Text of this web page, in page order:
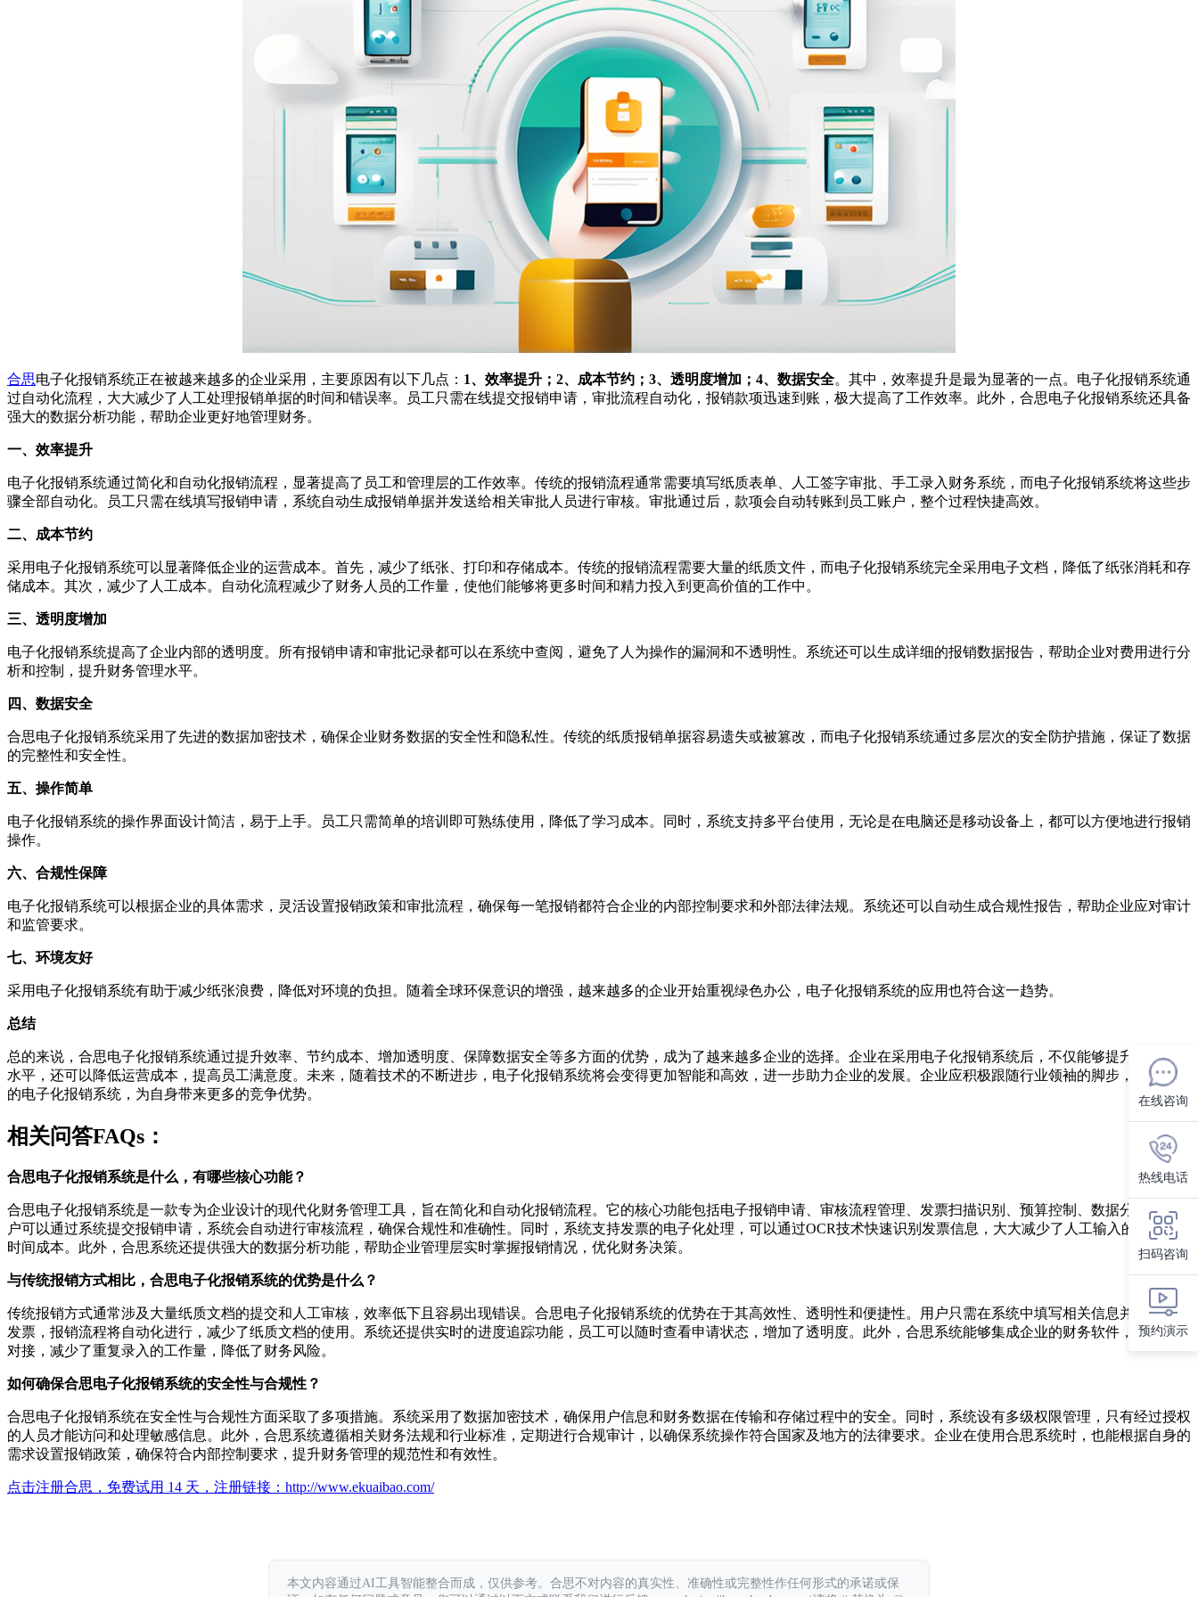
合思电子化报销系统正在被越来越多的企业采用，主要原因有以下几点： 1、效率提升；2、成本节约；3、透明度增加；4、数据安全。其中，效率提升是最为显著的一点。电子化报销系统通
过自动化流程，大大减少了人工处理报销单据的时间和错误率。员工只需在线提交报销申请，审批流程自动化，报销款项迅速到账，极大提高了工作效率。此外，合思电子化报销系统还具备
强大的数据分析功能，帮助企业更好地管理财务。
一、效率提升
电子化报销系统通过简化和自动化报销流程，显著提高了员工和管理层的工作效率。传统的报销流程通常需要填写纸质表单、人工签字审批、手工录入财务系统，而电子化报销系统将这些步
骤全部自动化。员工只需在线填写报销申请，系统自动生成报销单据并发送给相关审批人员进行审核。审批通过后，款项会自动转账到员工账户，整个过程快捷高效。
二、成本节约
采用电子化报销系统可以显著降低企业的运营成本。首先，减少了纸张、打印和存储成本。传统的报销流程需要大量的纸质文件，而电子化报销系统完全采用电子文档，降低了纸张消耗和存
储成本。其次，减少了人工成本。自动化流程减少了财务人员的工作量，使他们能够将更多时间和精力投入到更高价值的工作中。
三、透明度增加
电子化报销系统提高了企业内部的透明度。所有报销申请和审批记录都可以在系统中查阅，避免了人为操作的漏洞和不透明性。系统还可以生成详细的报销数据报告，帮助企业对费用进行分
析和控制，提升财务管理水平。
四、数据安全
合思电子化报销系统采用了先进的数据加密技术，确保企业财务数据的安全性和隐私性。传统的纸质报销单据容易遗失或被篡改，而电子化报销系统通过多层次的安全防护措施，保证了数据
的完整性和安全性。
五、操作简单
电子化报销系统的操作界面设计简洁，易于上手。员工只需简单的培训即可熟练使用，降低了学习成本。同时，系统支持多平台使用，无论是在电脑还是移动设备上，都可以方便地进行报销
操作。
六、合规性保障
电子化报销系统可以根据企业的具体需求，灵活设置报销政策和审批流程，确保每一笔报销都符合企业的内部控制要求和外部法律法规。系统还可以自动生成合规性报告，帮助企业应对审计
和监管要求。
七、环境友好
采用电子化报销系统有助于减少纸张浪费，降低对环境的负担。随着全球环保意识的增强，越来越多的企业开始重视绿色办公，电子化报销系统的应用也符合这一趋势。
总结
总的来说，合思电子化报销系统通过提升效率、节约成本、增加透明度、保障数据安全等多方面的优势，成为了越来越多企业的选择。企业在采用电子化报销系统后，不仅能够提升财务管理
水平，还可以降低运营成本，提高员工满意度。未来，随着技术的不断进步，电子化报销系统将会变得更加智能和高效，进一步助力企业的发展。企业应积极跟随行业领袖的脚步，采用先进
的电子化报销系统，为自身带来更多的竞争优势。
相关问答FAQs：
合思电子化报销系统是什么，有哪些核心功能？
合思电子化报销系统是一款专为企业设计的现代化财务管理工具，旨在简化和自动化报销流程。它的核心功能包括电子报销申请、审核流程管理、发票扫描识别、预算控制、数据分析等。用
户可以通过系统提交报销申请，系统会自动进行审核流程，确保合规性和准确性。同时，系统支持发票的电子化处理，可以通过OCR技术快速识别发票信息，大大减少了人工输入的错误和
时间成本。此外，合思系统还提供强大的数据分析功能，帮助企业管理层实时掌握报销情况，优化财务决策。
与传统报销方式相比，合思电子化报销系统的优势是什么？
传统报销方式通常涉及大量纸质文档的提交和人工审核，效率低下且容易出现错误。合思电子化报销系统的优势在于其高效性、透明性和便捷性。用户只需在系统中填写相关信息并上传电子
发票，报销流程将自动化进行，减少了纸质文档的使用。系统还提供实时的进度追踪功能，员工可以随时查看申请状态，增加了透明度。此外，合思系统能够集成企业的财务软件，实现无缝
对接，减少了重复录入的工作量，降低了财务风险。
如何确保合思电子化报销系统的安全性与合规性？
合思电子化报销系统在安全性与合规性方面采取了多项措施。系统采用了数据加密技术，确保用户信息和财务数据在传输和存储过程中的安全。同时，系统设有多级权限管理，只有经过授权
的人员才能访问和处理敏感信息。此外，合思系统遵循相关财务法规和行业标准，定期进行合规审计，以确保系统操作符合国家及地方的法律要求。企业在使用合思系统时，也能根据自身的
需求设置报销政策，确保符合内部控制要求，提升财务管理的规范性和有效性。
点击注册合思，免费试用 14 天，注册链接： http://www.ekuaibao.com/
本文内容通过AI工具智能整合而成，仅供参考。合思不对内容的真实性、准确性或完整性作任何形式的承诺或保
在线咨询
热线电话
扫码咨询
预约演示